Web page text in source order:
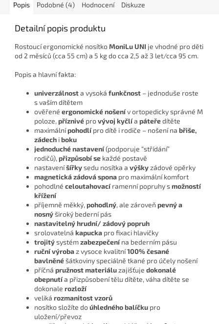
Popis Podobné (4) Hodnocení Diskuze
Detailní popis produktu
Rostoucí ergonomické nosítkoMoniLu UNI je vhodné pro děti
od 2 měsíců (cca 55 cm) a 5 kg do cca 2,5 až 3 let/cca 95 cm.
Popis a hlavní fakta:
univerzálnosta vysoká funkčnost – jednoduše roste
s vaším dítětem
ověřené ergonomické nošenív ortopedicky správné M
poloze, příznivé provývoj kyčlía páteředítěte
maximálnípohodlí pro dítě i rodiče – nošení na břiše,
zádech iboku
jednoduché nastavení(podporuje “střídání”
rodičů), přizpůsobí se každé postavě
nastaveníšířkysedu nosítka a výškyzádové opěrky
magnetická zádová spona pro maximální komfort
pohodlné celoutahovací ramenní popruhy smožností
křížení
příjemně měkký, pohodlný, ale zároveň pevný a
nosnýširoký bederní pás
nastavitelný hrudní/ zádový popruh
srolovatelná kapucka pro fixaci hlavičky
trojitýsystémzabezpečení na bederním pásu
ruční výrobaz vysoce kvalitní100% česané
bavlněnéšátkoviny speciálně tkané pro účely nošení
příčná pružnost materiáluzajišťuje dokonalé
obepnutía přizpůsobení tělu dítěte, váha dítěte se
dokonale rozloží
veliká rozmanitost vzorů
nosítko složíte doúhledného balíčku pro
uložení/převoz